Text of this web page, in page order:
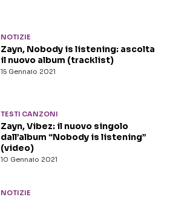
NOTIZIE
15 Gennaio 2021
Zayn, Nobody is listening: ascolta
il nuovo album (tracklist)
TESTI CANZONI
10 Gennaio 2021
Zayn, Vibez: il nuovo singolo
dall’album “Nobody is listening”
(video)
NOTIZIE